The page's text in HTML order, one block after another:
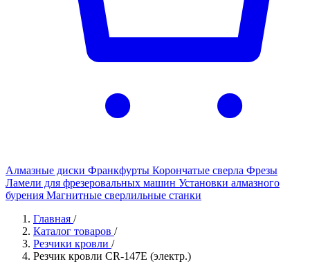
Алмазные диски Франкфурты Корончатые сверла Фрезы
Ламели для фрезеровальных машин Установки алмазного
бурения Магнитные сверлильные станки
Главная /
Каталог товаров /
Резчики кровли /
Резчик кровли CR-147E (электр.)